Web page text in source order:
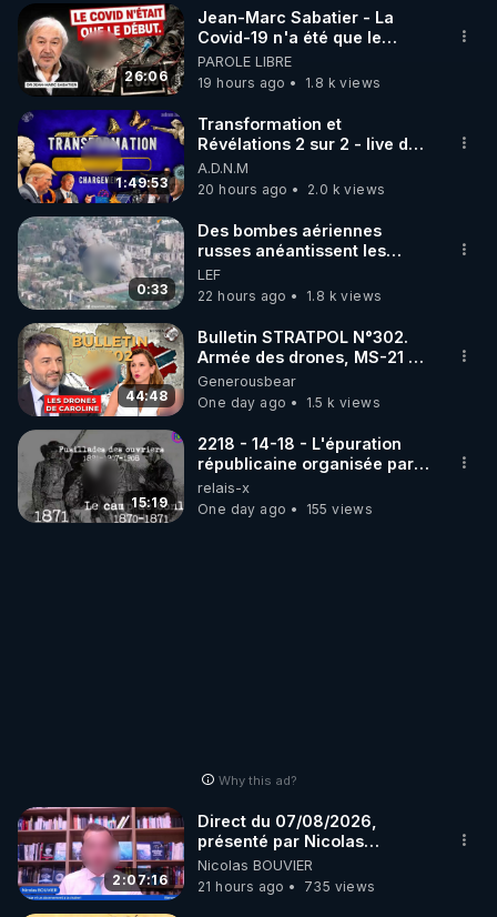
▶ 30 jours gratuit sur l’application de méditation et
de bien-être ENVOL :
Rendez-vous sur https://www.envol.app/code
le code : REGENERE
26:06
Jean-Marc Sabatier - La
Covid-19 n'a été que le
début - L'ARNm & l'ARNm-aa
jusqu où auront-t-il ?
PAROLE LIBRE
19 hours ago
1.8 k views
1:49:53
Transformation et
Révélations 2 sur 2 - live du
07/08/26
A.D.N.M
20 hours ago
2.0 k views
0:33
Des bombes aériennes
russes anéantissent les
centres de contrôle de
drones de 3 brigades
ukrainienne
LEF
22 hours ago
1.8 k views
44:48
Bulletin STRATPOL N°302.
Armée des drones, MS-21 en
série, missiles coréens.
07.08.2026.
Generousbear
One day ago
1.5 k views
15:19
2218 - 14-18 - L'épuration
républicaine organisée par
les frères de la truelle
relais-x
One day ago
155 views
Why this ad?
2:07:16
Direct du 07/08/2026,
présenté par Nicolas
BOUVIER
Nicolas BOUVIER
21 hours ago
735 views